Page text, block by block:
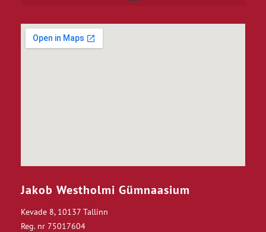
Jakob Westholmi Gümnaasium
Kevade 8, 10137 Tallinn
Reg. nr 75017604